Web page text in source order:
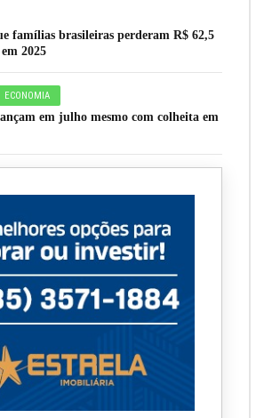
famílias brasileiras perderam R$ 62,5
2025
ECONOMIA
em julho mesmo com colheita em